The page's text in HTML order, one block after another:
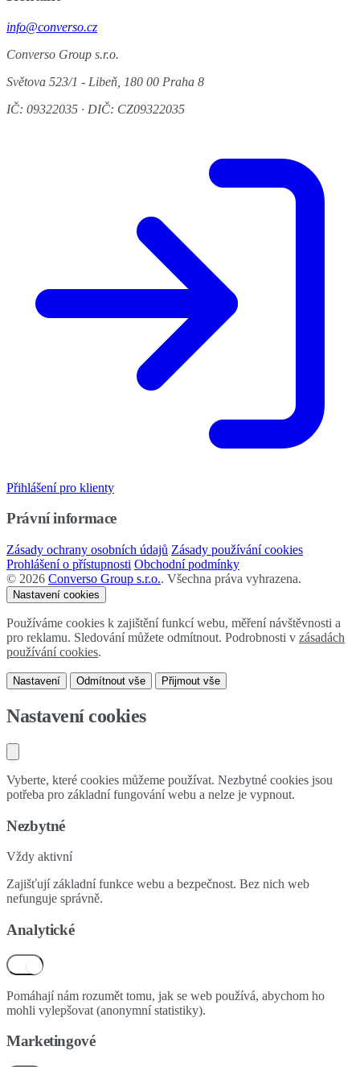
info@converso.cz
Converso Group s.r.o.
Světova 523/1 - Libeň, 180 00 Praha 8
IČ: 09322035 · DIČ: CZ09322035
Přihlášení pro klienty
Právní informace
Zásady ochrany osobních údajů Zásady používání cookies
Prohlášení o přístupnosti Obchodní podmínky
© 2026 Converso Group s.r.o.. Všechna práva vyhrazena.
Nastavení cookies
Používáme cookies k zajištění funkcí webu, měření návštěvnosti a
pro reklamu. Sledování můžete odmítnout. Podrobnosti v zásadách
používání cookies.
Nastavení Odmítnout vše Přijmout vše
Nastavení cookies
Vyberte, které cookies můžeme používat. Nezbytné cookies jsou
potřeba pro základní fungování webu a nelze je vypnout.
Nezbytné
Vždy aktivní
Zajišťují základní funkce webu a bezpečnost. Bez nich web
nefunguje správně.
Analytické
Pomáhají nám rozumět tomu, jak se web používá, abychom ho
mohli vylepšovat (anonymní statistiky).
Marketingové